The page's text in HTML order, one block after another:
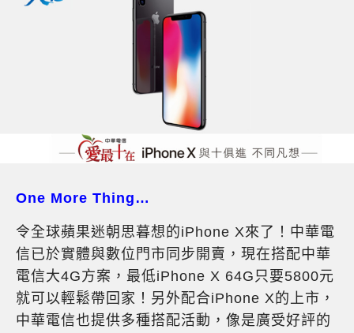
One More Thing…
令全球蘋果迷朝思暮想的iPhone X來了！中華電
信已於實體與數位門市同步開賣，現在搭配中華
電信大4G方案，最低iPhone X 64G只要5800元
就可以輕鬆帶回家！另外配合iPhone X的上市，
中華電信也提供多種搭配活動，像是廣受好評的